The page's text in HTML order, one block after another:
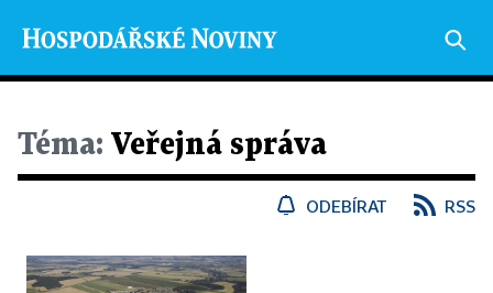
Téma: Veřejná správa
ODEBÍRAT RSS